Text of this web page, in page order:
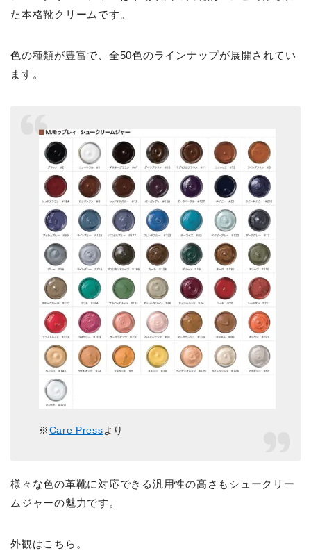
た本格靴クリームです。
色の種類が豊富で、全50色のラインナップが展開されてい
ます。
※ Care Pressより
様々な色の革靴に対応できる汎用性の高さもシュークリー
ムジャーの魅力です。
外観はこちら。